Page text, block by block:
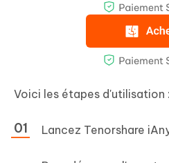
Voici les étapes d'utilisation :
Lancez Tenorshare